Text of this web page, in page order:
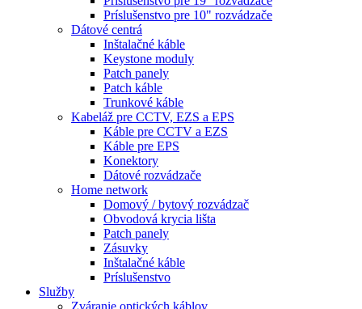
Príslušenstvo pre 10" rozvádzače
Dátové centrá
Inštalačné káble
Keystone moduly
Patch panely
Patch káble
Trunkové káble
Kabeláž pre CCTV, EZS a EPS
Káble pre CCTV a EZS
Káble pre EPS
Konektory
Dátové rozvádzače
Home network
Domový / bytový rozvádzač
Obvodová krycia lišta
Patch panely
Zásuvky
Inštalačné káble
Príslušenstvo
Služby